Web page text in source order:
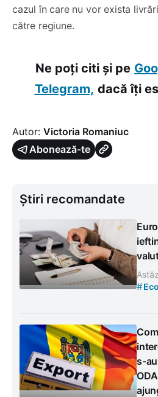
cazul în care nu vor exista
către regiune.
Ne poți citi și pe
Telegram, dacă îți
Autor: Victoria Romaniuc
Abonează-te
Știri recomandate
#
s-